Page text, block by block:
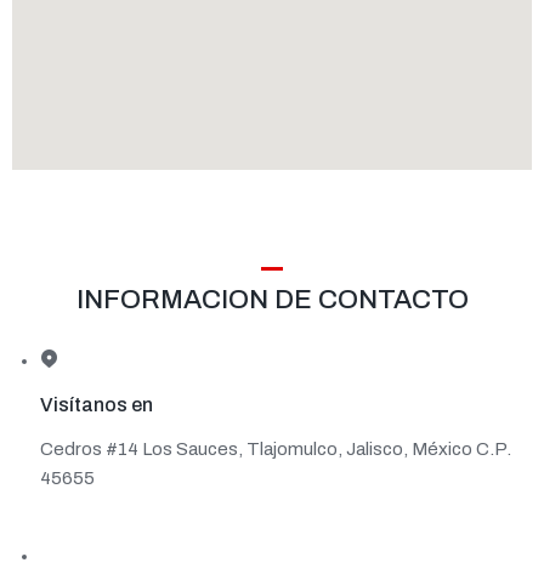
INFORMACION DE CONTACTO
Visítanos en
Cedros #14 Los Sauces, Tlajomulco, Jalisco, México C.P.
45655